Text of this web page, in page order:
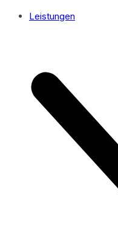
Leistungen